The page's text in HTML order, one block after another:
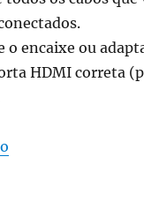
o encaixe ou
HDMI correta